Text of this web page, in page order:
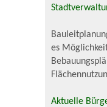
es
Aktuelle